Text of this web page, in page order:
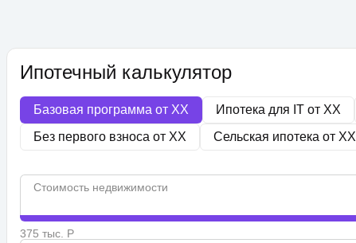
Ипотечный калькулятор
Базовая программа от XX Ипотека для IT от XX
Без первого взноса от XX Сельская ипотека от XX
Стоимость недвижимости
375 тыс. Р